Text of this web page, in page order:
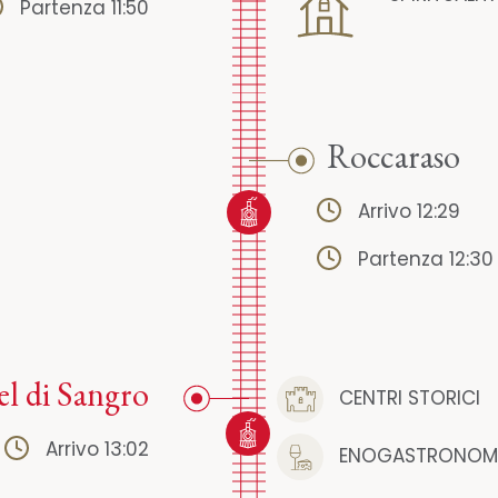
Partenza 11:50
Roccaraso
Arrivo 12:29
Partenza 12:30
CENTRI STORICI
di Sangro
Arrivo 13:02